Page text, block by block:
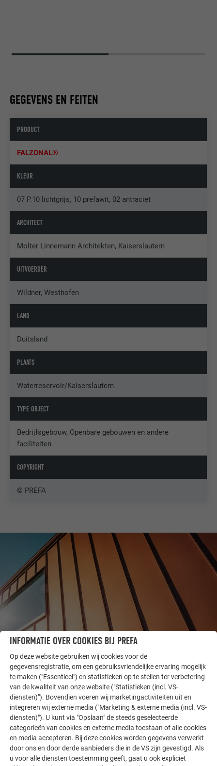
GEGEVENS EN FEITEN
PRODUCT
FALZONAL®
KLEUR
07 P.10 lichtgrijs, 10 prefawit, 02 antraciet
ARCHITECT
Molter Linnemann Architekten, Kaiserslautern
UITVOERDER
Wildner, Westhofen
LAND
Duitsland
PLAATS
Waterreservoir/Kaiserslautern
TYPE OBJECT
Bedrijfsgebouw, Openbare gebouwen en andere
faciliteiten
COPYRIGHT
© PREFA
LAAT U INSPIREREN
ANDERE OBJECTEN
De PREFA referentiegallerij laat zien hoe veelzijdig
aluminium kan worden toegepast. Ontdek meer
indrukwekkende projecten met de duurzame PREFA
aluminiumoplossingen voor dak, zonne-energie en
gevel.
INFORMATIE OVER COOKIES BIJ PREFA
Op deze website gebruiken wij cookies voor de
gegevensregistratie, om een gebruiksvriendelijke ervaring mogelijk
te maken ("Essentieel") en statistieken op te stellen ter verbetering
van de kwaliteit van onze website ("Statistieken (incl. VS-
diensten)"). Bovendien voeren wij marketingactiviteiten uit en
integreren wij externe media ("Marketing & externe media (incl. VS-
diensten)"). U kunt via "Opslaan" de steeds geselecteerde
categorieën van cookies en externe media toestaan of alle cookies
en media accepteren. Bij deze cookies worden gegevens verwerkt
door ons en door derde aanbieders die in de VS zijn gevestigd. Als
u voor alle diensten toestemming geeft, gaat u ook expliciet